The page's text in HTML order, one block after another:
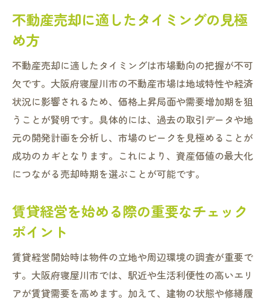
不動産売却に適したタイミングの見極
め方
不動産売却に適したタイミングは市場動向の把握が不可
欠です。大阪府寝屋川市の不動産市場は地域特性や経済
状況に影響されるため、価格上昇局面や需要増加期を狙
うことが賢明です。具体的には、過去の取引データや地
元の開発計画を分析し、市場のピークを見極めることが
成功のカギとなります。これにより、資産価値の最大化
につながる売却時期を選ぶことが可能です。
賃貸経営を始める際の重要なチェック
ポイント
賃貸経営開始時は物件の立地や周辺環境の調査が重要で
す。大阪府寝屋川市では、駅近や生活利便性の高いエリ
アが賃貸需要を高めます。加えて、建物の状態や修繕履